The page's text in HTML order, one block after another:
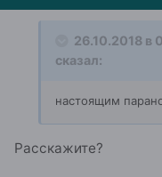
26.10.2018 в
сказал:
настоящим
Расскажите?